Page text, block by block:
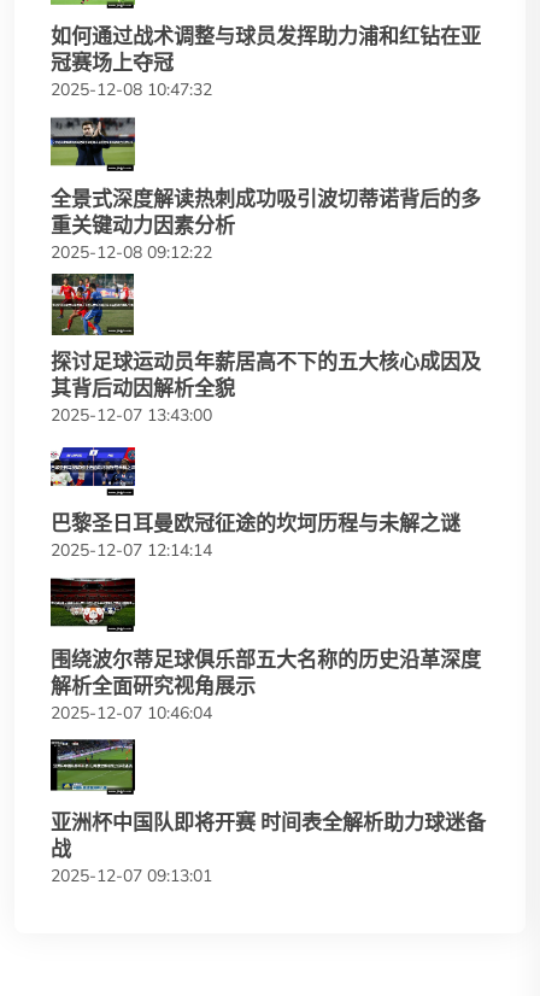
如何通过战术调整与球员发挥助力浦和红钻在亚
冠赛场上夺冠
2025-12-08 10:47:32
全景式深度解读热刺成功吸引波切蒂诺背后的多
重关键动力因素分析
2025-12-08 09:12:22
探讨足球运动员年薪居高不下的五大核心成因及
其背后动因解析全貌
2025-12-07 13:43:00
巴黎圣日耳曼欧冠征途的坎坷历程与未解之谜
2025-12-07 12:14:14
围绕波尔蒂足球俱乐部五大名称的历史沿革深度
解析全面研究视角展示
2025-12-07 10:46:04
亚洲杯中国队即将开赛 时间表全解析助力球迷备
战
2025-12-07 09:13:01